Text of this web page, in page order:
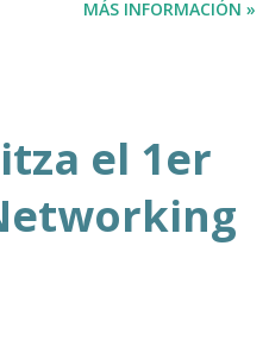
tipogràfiques,
iconogràfics.
elements gràfics
MÁS INFORMACIÓN »
el 1er